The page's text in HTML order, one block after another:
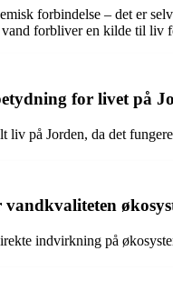
forbindelse – det er
forbliver en kilde til liv
for livet på
liv på Jorden, da det
indvirkning på